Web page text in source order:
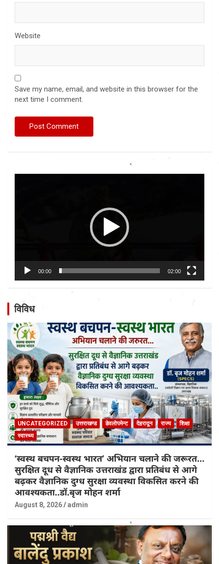
Website
Save my name, email, and website in this browser for the
next time I comment.
00:00 02:00
विविध
UNCATEGORIZED उत्तराखण्ड डेवलोपमेन्ट देहरादून राज्य
शिक्षा
स्वास्थ्य
‘स्वस्थ बचपन-स्वस्थ भारत’ अभियान चलाने की जरूरत…
सुरक्षित दूध से वैज्ञानिक उत्तराखंड द्वारा प्रतिबंध से आगे
बढ़कर वैज्ञानिक दुग्ध सुरक्षा व्यवस्था विकसित करने की
आवश्यकता..डॉ.बृज मोहन शर्मा
August 8, 2026 admin